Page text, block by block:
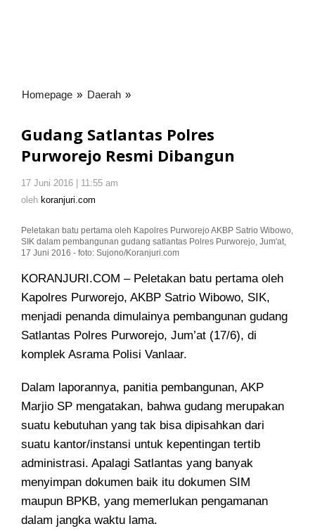
Homepage » Daerah »
Purworejo
Resmi
Gudang Satlantas Polres
Purworejo Resmi Dibangun
17 Juni 2016 | 11:55 am
oleh koranjuri.com
Peletakan batu pertama oleh Kapolres Purworejo AKBP Satrio Wibowo,
SIK dalam pembangunan gudang satlantas Polres Purworejo, Jum'at,
17 Juni 2016 - foto: Sujono/Koranjuri.com
KORANJURI.COM – Peletakan batu pertama oleh
Kapolres Purworejo, AKBP Satrio Wibowo, SIK,
menjadi penandadimulainya pembangunan gudang
Satlantas Polres Purworejo, Jum’at (17/6), di
komplek Asrama Polisi Vanlaar.
Dalam laporannya, panitia pembangunan, AKP
Marjio SP mengatakan, bahwa gudang merupakan
suatu kebutuhan yang tak bisa dipisahkan dari
suatu kantor/instansi untuk kepentingan tertib
administrasi. Apalagi Satlantas yang banyak
menyimpan dokumen baik itu dokumen SIM
maupun BPKB, yang memerlukan pengamanan
dalam jangka waktu lama.